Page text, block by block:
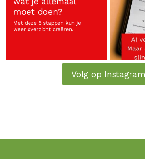
Volg op Instagram